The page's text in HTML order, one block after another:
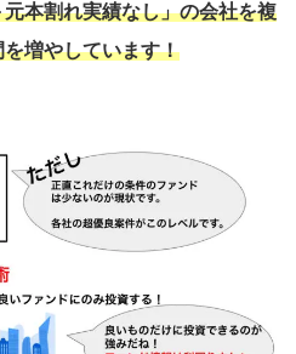
本割れ実績なし」の会社を複
増やしています！